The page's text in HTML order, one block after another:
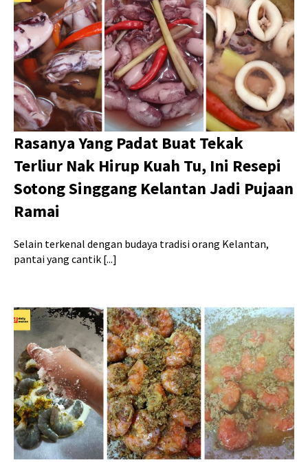
Rasanya Yang Padat Buat Tekak
Terliur Nak Hirup Kuah Tu, Ini Resepi
Sotong Singgang Kelantan Jadi Pujaan
Ramai
Selain terkenal dengan budaya tradisi orang Kelantan,
pantai yang cantik [...]